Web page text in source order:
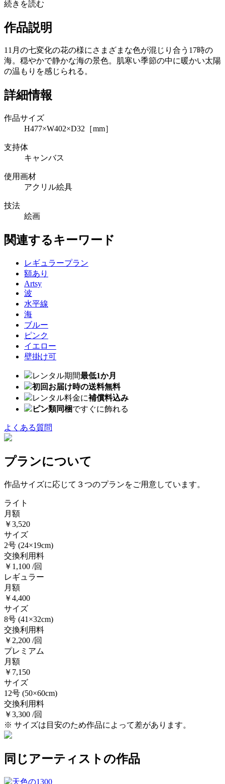
続きを読む
作品説明
11月の七変化の花の様にさまざまな色が混じり合う17時の
海。穏やかで静かな海の景色。肌寒い季節の中に暖かい太陽
の温もりを感じられる。
詳細情報
作品サイズ
H477×W402×D32［mm］
支持体
キャンバス
使用画材
アクリル絵具
技法
絵画
関連するキーワード
レギュラープラン
額あり
Artsy
波
水平線
海
ブルー
ピンク
イエロー
壁掛け可
レンタル期間最低1か月
初回お届け時の送料無料
レンタル料金に補償料込み
ピン類同梱ですぐに飾れる
よくある質問
プランについて
作品サイズに応じて３つのプランをご用意しています。
ライト
月額
￥3,520
サイズ
2号 (24×19cm)
交換利用料
￥1,100 /回
レギュラー
月額
￥4,400
サイズ
8号 (41×32cm)
交換利用料
￥2,200 /回
プレミアム
月額
￥7,150
サイズ
12号 (50×60cm)
交換利用料
￥3,300 /回
※ サイズは目安のため作品によって差があります。
同じアーティストの作品